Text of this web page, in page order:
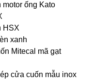
motor ống Kato
HSX
xanh
Mitecal mã gạt
cửa cuốn mẫu inox